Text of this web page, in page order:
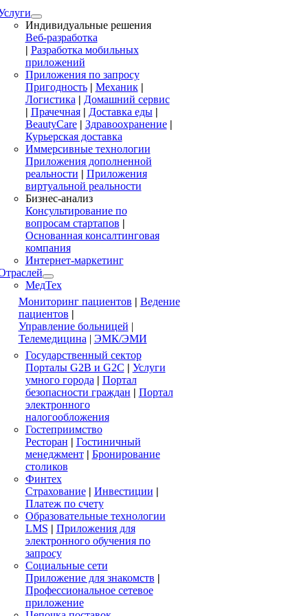
Индивидуальные решения
Веб-разработка
| Разработка мобильных
приложений
Приложения по запросу
Пригодность| Механик|
Логистика| Домашний сервис
| Прачечная | Доставка еды |
BeautyCare | Здравоохранение |
Курьерская доставка
Иммерсивные технологии
Приложения дополненной
реальности | Приложения
виртуальной реальности
Бизнес-анализ
Консультирование по
вопросам стартапов |
Основанная консалтинговая
компания
Интернет-маркетинг
МедТех
Мониторинг пациентов | Ведение
пациентов |
Управление больницей |
Телемедицина| ЭМК/ЭМИ
Государственный сектор
Порталы G2B и G2C | Услуги
умного города| Портал
безопасности граждан | Портал
электронного
налогообложения
Гостеприимство
Ресторан | Гостиничный
менеджмент| Бронирование
столиков
Финтех
Страхование| Инвестиции |
Платеж по счету
Образовательные технологии
LMS | Приложения для
электронного обучения по
запросу
Социальные сети
Приложение для знакомств |
Профессиональное сетевое
приложение